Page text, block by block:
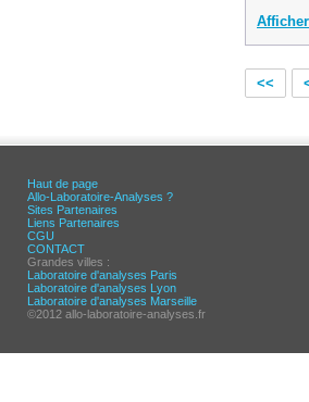
<<
Haut de page
Allo-Laboratoire-Analyses ?
Sites Partenaires
Liens Partenaires
CGU
CONTACT
Grandes villes :
Laboratoire d'analyses Paris
Laboratoire d'analyses Lyon
Laboratoire d'analyses Marseille
©2012 allo-laboratoire-analyses.fr